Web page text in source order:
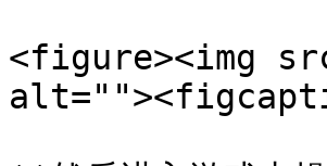
<figure><img